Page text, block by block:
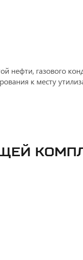
нефти, газового
к месту